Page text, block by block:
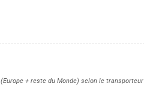
+ reste du Monde) selon le transporteur